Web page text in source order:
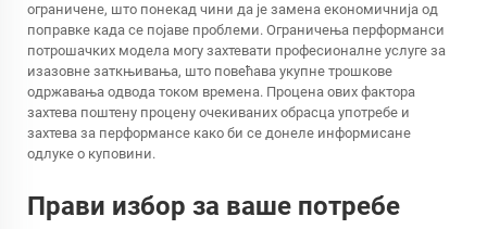
ограничене, што понекад чини да је замена економичнија од
поправке када се појаве проблеми. Ограничења перформанси
потрошачких модела могу захтевати професионалне услуге за
изазовне заткњивања, што повећава укупне трошкове
одржавања одвода током времена. Процена ових фактора
захтева поштену процену очекиваних обрасца употребе и
захтева за перформансе како би се донеле информисане
одлуке о куповини.
Прави избор за ваше потребе